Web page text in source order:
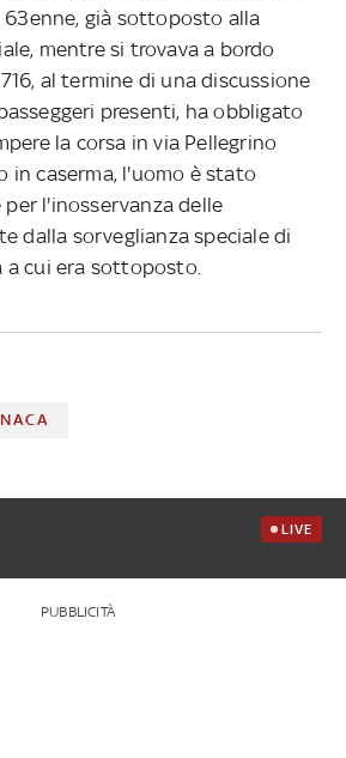
63enne, già sottoposto alla
mentre si trovava a bordo
al termine di una discussione
presenti, ha obbligato
la corsa in via Pellegrino
in caserma, l'uomo è stato
l'inosservanza delle
dalla sorveglianza speciale di
a cui era sottoposto.
LIVE
PUBBLICITÀ